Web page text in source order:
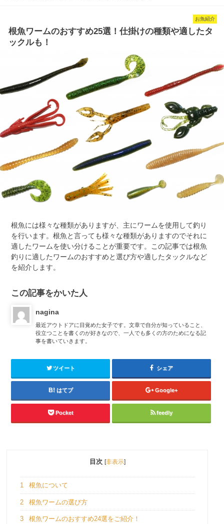
お魚紹介
根魚ワームのおすすめ25選！仕掛けの種類や適したタ
ックルも！
根魚には様々な種類がありますが、主にワームを使用して釣り
を行います。根魚と言っても様々な種類がありますのでそれに
適したワームを使い分けることが重要です。この記事では根魚
釣りに適したワームのおすすめと選び方や適したタックルなど
を紹介します。
この記事をかいた人
nagina
最近アウトドアに目覚めた女子です。文章で自分が知っていること、
役立つことを書くのが好きなので、一人でも多くの方のためになる記
事を書いていきます。
ツイート シェア
はてブ Google+
Pocket feedly
目次 [非表示]
1 根魚について
2 根魚ワームの選び方
3 根魚ワームのおすすめ24選をご紹介！